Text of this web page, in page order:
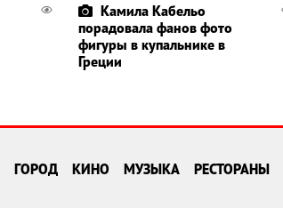
Камила Кабельо
порадовала фанов фото
фигуры в купальнике в
Греции
ГОРОД КИНО МУЗЫКА РЕСТОРАНЫ